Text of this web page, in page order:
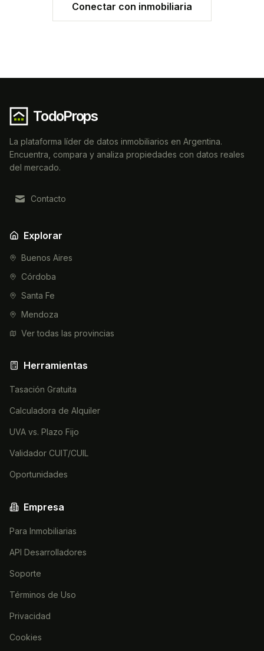
Conectar con inmobiliaria
TodoProps
La plataforma líder de datos inmobiliarios en Argentina.
Encuentra, compara y analiza propiedades con datos reales
del mercado.
Contacto
Explorar
Buenos Aires
Córdoba
Santa Fe
Mendoza
Ver todas las provincias
Herramientas
Tasación Gratuita
Calculadora de Alquiler
UVA vs. Plazo Fijo
Validador CUIT/CUIL
Oportunidades
Empresa
Para Inmobiliarias
API Desarrolladores
Soporte
Términos de Uso
Privacidad
Cookies